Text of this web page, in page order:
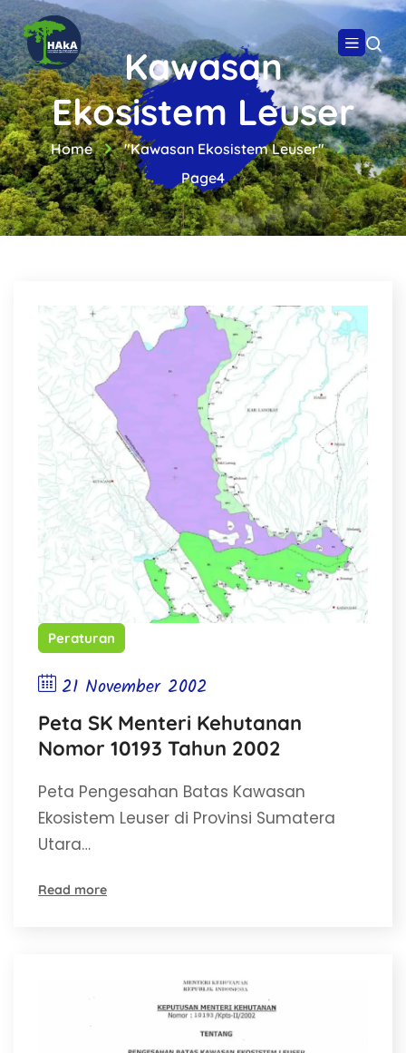
Kawasan
Ekosistem Leuser
Home
"Kawasan Ekosistem Leuser"
Page4
Peraturan
21 November 2002
Peta SK Menteri Kehutanan
Nomor 10193 Tahun 2002
Peta Pengesahan Batas Kawasan
Ekosistem Leuser di Provinsi Sumatera
Utara…
Read more